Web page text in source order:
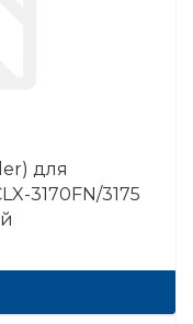
для
3170FN/3175